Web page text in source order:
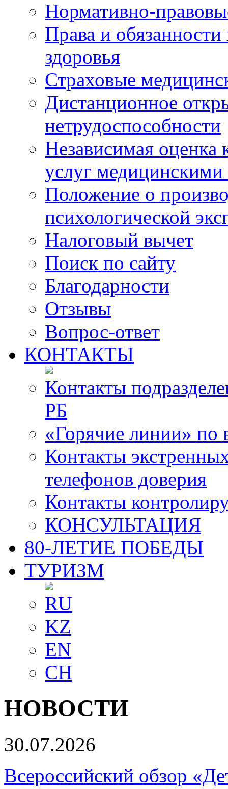
Нормативно-
Права и
здоровья
Страховые
Дистанционное
нетрудоспособности
Независимая оценка
услуг
Положение о
психологической
Налоговый вычет
Поиск по сайту
Благодарности
Отзывы
Вопрос-ответ
КОНТАКТЫ
Контакты
РБ
«Горячие линии» по
Контакты
телефонов доверия
Контакты
КОНСУЛЬТАЦИЯ
80-ЛЕТИЕ ПОБЕДЫ
ТУРИЗМ
RU
KZ
EN
CH
НОВОСТИ
30.07.2026
Всероссийский обзор